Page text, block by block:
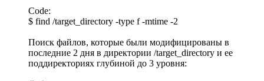
Code:
$ find /target_directory -type f -mtime -2
Поиск файлов, которые были модифицированы в
последние 2 дня в директории /target_directory и ее
поддиректориях глубиной до 3 уровня: